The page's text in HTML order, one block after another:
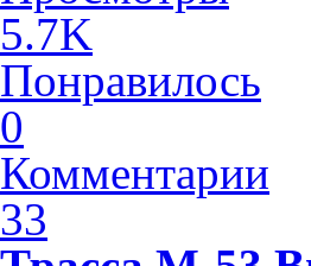
5.7K
Понравилось
0
Комментарии
33